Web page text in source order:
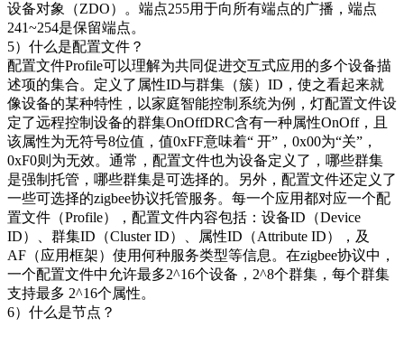
设备对象（ZDO）。端点255用于向所有端点的广播，端点
241~254是保留端点。
5）什么是配置文件？
配置文件Profile可以理解为共同促进交互式应用的多个设备描
述项的集合。定义了属性ID与群集（簇）ID，使之看起来就
像设备的某种特性，以家庭智能控制系统为例，灯配置文件设
定了远程控制设备的群集OnOffDRC含有一种属性OnOff，且
该属性为无符号8位值，值0xFF意味着“ 开”，0x00为“关”，
0xF0则为无效。通常，配置文件也为设备定义了，哪些群集
是强制托管，哪些群集是可选择的。另外，配置文件还定义了
一些可选择的zigbee协议托管服务。每一个应用都对应一个配
置文件（Profile），配置文件内容包括：设备ID（Device
ID）、群集ID（Cluster ID）、属性ID（Attribute ID），及
AF（应用框架）使用何种服务类型等信息。在zigbee协议中，
一个配置文件中允许最多2^16个设备，2^8个群集，每个群集
支持最多 2^16个属性。
6）什么是节点？